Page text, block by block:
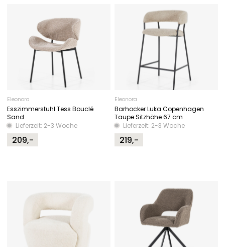
Eleonora
Esszimmerstuhl Tess Bouclé
Sand
Lieferzeit: 2-3 Woche
209,-
Eleonora
Barhocker Luka Copenhagen
Taupe Sitzhöhe 67 cm
Lieferzeit: 2-3 Woche
219,-